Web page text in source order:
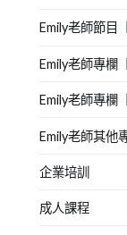
Emily老師節目
Emily老師專欄
Emily老師專欄
Emily老師其他
企業培訓
成人課程